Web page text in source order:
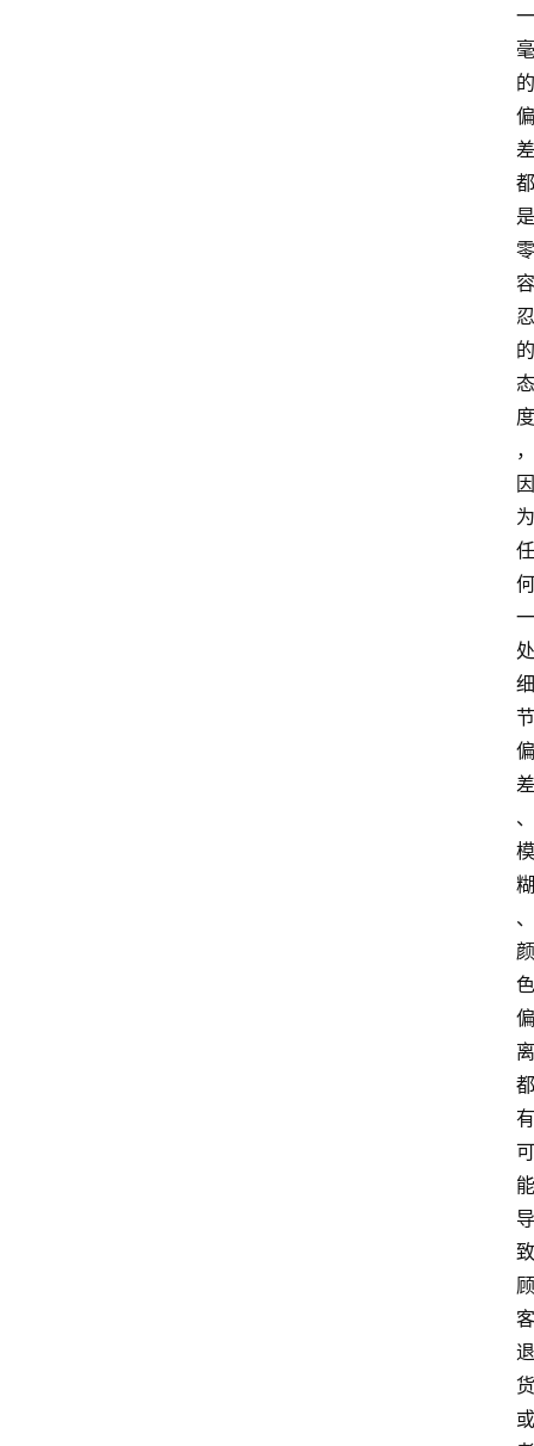
一
毫
的
偏
差
都
是
零
容
忍
的
态
度
，
因
为
任
何
一
处
细
节
偏
差
、
模
糊
、
颜
色
偏
离
都
有
可
能
导
致
顾
客
退
货
或